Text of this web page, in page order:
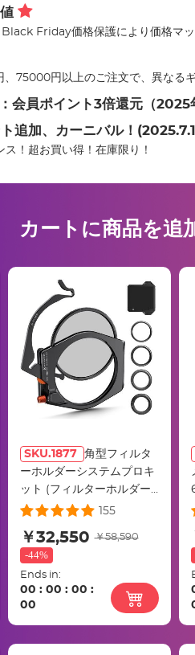
Friday価格保護により価格マ
75000円以上のご注文で、異なる
員ポイント3倍還元（2025
追加、カーニバル！
！超お買い得！在庫限り！
カートに商品を追
SKU.1877
角型フィルタ
ーホルダーシステムプロキ
ット (フィルターホルダー
+ 95mm 円偏光子 + 角型
ND8 + ND64 + 4 フィル
ターアダプターリング) カ
メラレンズ用
155
￥32,550 ￥58,590
-44%
Ends in:
00 : 00 : 00 :
00